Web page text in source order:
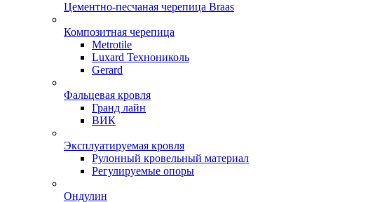
Цементно-песчаная черепица Braas
Композитная черепица
Metrotile
Luxard Технониколь
Gerard
Фальцевая кровля
Гранд лайн
ВИК
Эксплуатируемая кровля
Рулонный кровельный материал
Регулируемые опоры
Ондулин